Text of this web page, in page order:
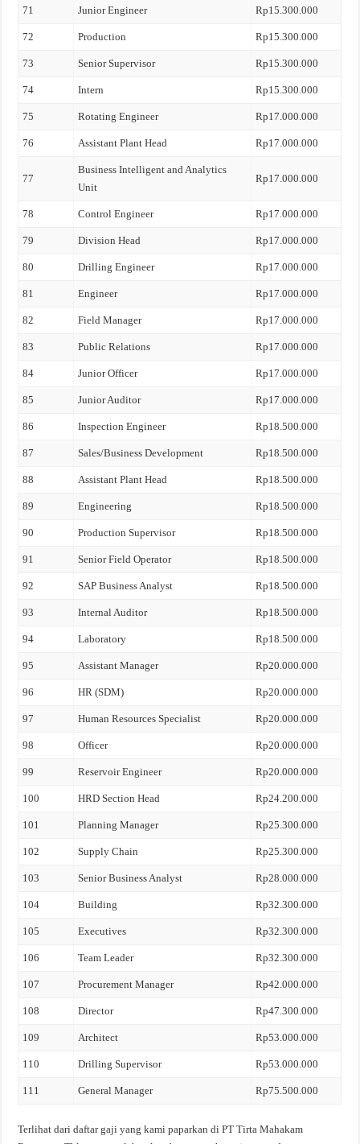
71 Junior Engineer Rp15.300.000
72 Production Rp15.300.000
73 Senior Supervisor Rp15.300.000
74 Intern Rp15.300.000
75 Rotating Engineer Rp17.000.000
76 Assistant Plant Head Rp17.000.000
77
Business Intelligent and Analytics
Unit
Rp17.000.000
78 Control Engineer Rp17.000.000
79 Division Head Rp17.000.000
80 Drilling Engineer Rp17.000.000
81 Engineer Rp17.000.000
82 Field Manager Rp17.000.000
83 Public Relations Rp17.000.000
84 Junior Officer Rp17.000.000
85 Junior Auditor Rp17.000.000
86 Inspection Engineer Rp18.500.000
87 Sales/Business Development Rp18.500.000
88 Assistant Plant Head Rp18.500.000
89 Engineering Rp18.500.000
90 Production Supervisor Rp18.500.000
91 Senior Field Operator Rp18.500.000
92 SAP Business Analyst Rp18.500.000
93 Internal Auditor Rp18.500.000
94 Laboratory Rp18.500.000
95 Assistant Manager Rp20.000.000
96 HR (SDM) Rp20.000.000
97 Human Resources Specialist Rp20.000.000
98 Officer Rp20.000.000
99 Reservoir Engineer Rp20.000.000
100 HRD Section Head Rp24.200.000
101 Planning Manager Rp25.300.000
102 Supply Chain Rp25.300.000
103 Senior Business Analyst Rp28.000.000
104 Building Rp32.300.000
105 Executives Rp32.300.000
106 Team Leader Rp32.300.000
107 Procurement Manager Rp42.000.000
108 Director Rp47.300.000
109 Architect Rp53.000.000
110 Drilling Supervisor Rp53.000.000
111 General Manager Rp75.500.000
Terlihat dari daftar gaji yang kami paparkan di PT Tirta Mahakam